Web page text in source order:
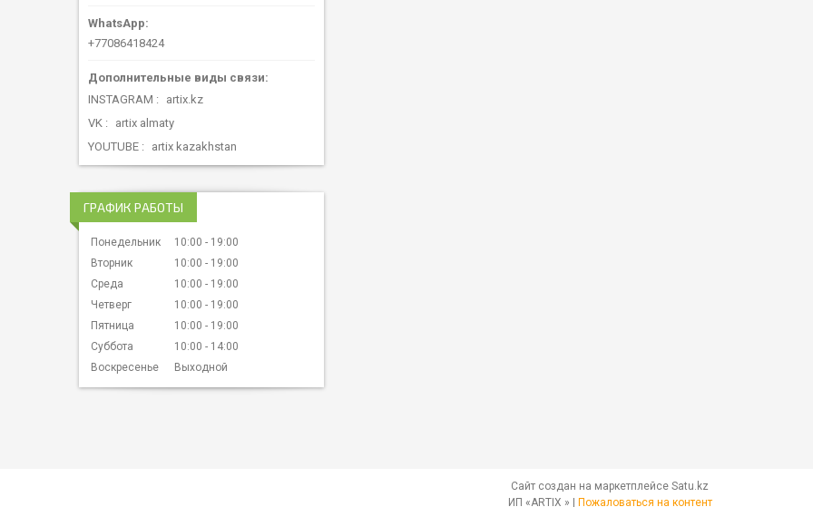
+77086418424
INSTAGRAM
artix.kz
VK
artix almaty
YOUTUBE
artix kazakhstan
ГРАФИК РАБОТЫ
Понедельник 10:00
19:00
Вторник
10:00
19:00
Среда
10:00
19:00
Четверг
10:00
19:00
Пятница
10:00
19:00
Суббота
10:00
14:00
Воскресенье
Выходной
Сайт создан на маркетплейсе Satu.kz
Пожаловаться на контент